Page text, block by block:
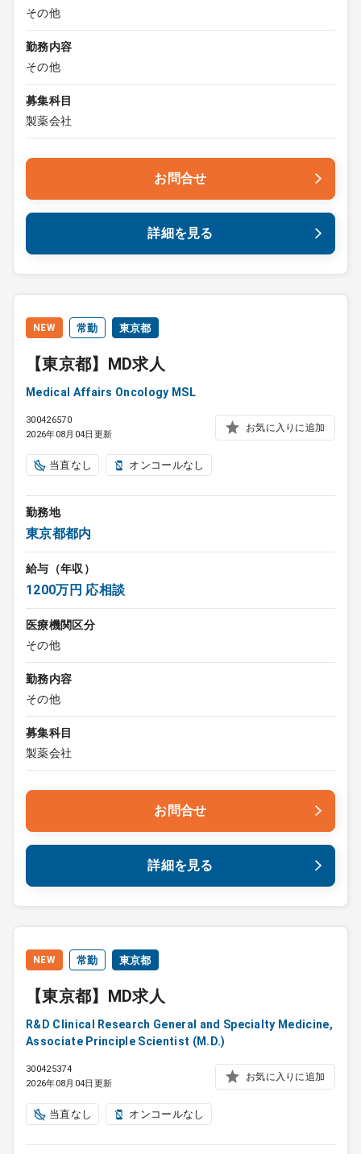
その他
勤務内容
その他
募集科目
製薬会社
お問合せ
詳細を見る
NEW 常勤 東京都
【東京都】MD求人
Medical Affairs Oncology MSL
300426570
2026年08月04日更新
お気に入りに追加
当直なし オンコールなし
勤務地
東京都都内
給与（年収）
1200万円 応相談
医療機関区分
その他
勤務内容
その他
募集科目
製薬会社
お問合せ
詳細を見る
NEW 常勤 東京都
【東京都】MD求人
R&D Clinical Research General and Specialty Medicine,
Associate Principle Scientist (M.D.)
300425374
2026年08月04日更新
お気に入りに追加
当直なし オンコールなし